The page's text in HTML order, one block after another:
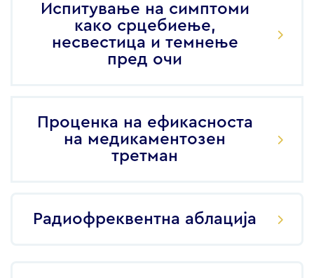
Испитување на симптоми
како срцебиење,
несвестица и темнење
пред очи
Проценка на ефикасноста
на медикаментозен
третман
Радиофреквентна аблација